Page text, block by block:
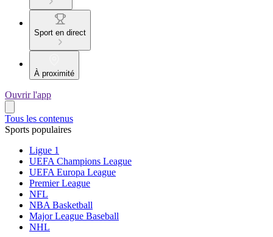
Sport en direct
À proximité
Ouvrir l'app
Tous les contenus
Sports populaires
Ligue 1
UEFA Champions League
UEFA Europa League
Premier League
NFL
NBA Basketball
Major League Baseball
NHL